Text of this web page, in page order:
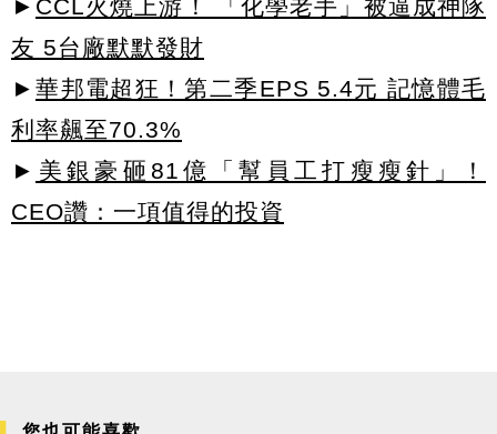
► CCL火燒上游！ 「化學老手」被逼成神隊
友 5台廠默默發財
► 華邦電超狂！第二季EPS 5.4元 記憶體毛
利率飆至70.3%
► 美銀豪砸81億「幫員工打瘦瘦針」！
CEO讚：一項值得的投資